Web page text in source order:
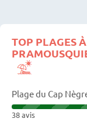
TOP PLAGES À
Plage du Cap
38 avis